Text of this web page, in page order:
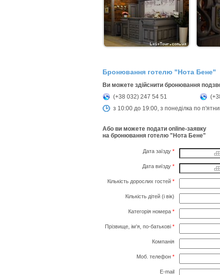
Бронювання готелю "Нота Бене"
Ви можете здійснити бронювання
(+38 032) 247 54 51
з 10:00 до 19:00, з понеділка по
Або ви можете подати online-заявку
на бронювання готелю "Нота Бене"
Дата заїзду *
Дата виїзду *
Кількість дорослих гостей *
Кількість дітей (і вік)
Категорія номера *
Прізвище, ім'я, по-батькові *
Компанія
Моб. телефон *
E-mail